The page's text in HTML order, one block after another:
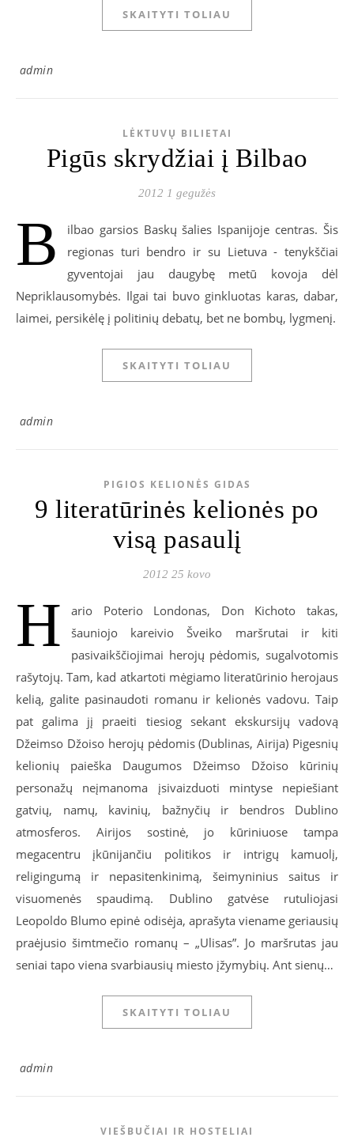
SKAITYTI TOLIAU
admin
LĖKTUVŲ BILIETAI
Pigūs skrydžiai į Bilbao
2012 1 gegužės
B
ilbao garsios Baskų šalies Ispanijoje centras. Šis
regionas turi bendro ir su Lietuva - tenykščiai
gyventojai jau daugybę metū kovoja dėl
Nepriklausomybės. Ilgai tai buvo ginkluotas karas, dabar,
laimei, persikėlę į politinių debatų, bet ne bombų, lygmenį.
SKAITYTI TOLIAU
admin
PIGIOS KELIONĖS GIDAS
9 literatūrinės kelionės po
visą pasaulį
2012 25 kovo
H
ario Poterio Londonas, Don Kichoto takas,
šauniojo kareivio Šveiko maršrutai ir kiti
pasivaikščiojimai herojų pėdomis, sugalvotomis
rašytojų. Tam, kad atkartoti mėgiamo literatūrinio herojaus
kelią, galite pasinaudoti romanu ir kelionės vadovu. Taip
pat galima jį praeiti tiesiog sekant ekskursijų vadovą
Džeimso Džoiso herojų pėdomis (Dublinas, Airija) Pigesnių
kelionių paieška Daugumos Džeimso Džoiso kūrinių
personažų neįmanoma įsivaizduoti mintyse nepiešiant
gatvių, namų, kavinių, bažnyčių ir bendros Dublino
atmosferos. Airijos sostinė, jo kūriniuose tampa
megacentru įkūnijančiu politikos ir intrigų kamuolį,
religingumą ir nepasitenkinimą, šeimyninius saitus ir
visuomenės spaudimą. Dublino gatvėse rutuliojasi
Leopoldo Blumo epinė odisėja, aprašyta viename geriausių
praėjusio šimtmečio romanų – „Ulisas”. Jo maršrutas jau
seniai tapo viena svarbiausių miesto įžymybių. Ant sienų…
SKAITYTI TOLIAU
admin
VIEŠBUČIAI IR HOSTELIAI